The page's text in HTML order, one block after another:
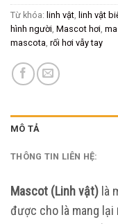
Từ khóa: linh vật, linh vật
hình người, Mascot hơi,
mascota, rối hơi vẫy tay
MÔ TẢ
THÔNG TIN LIÊN HỆ:
Mascot (Linh vật) là
được cho là mang lại